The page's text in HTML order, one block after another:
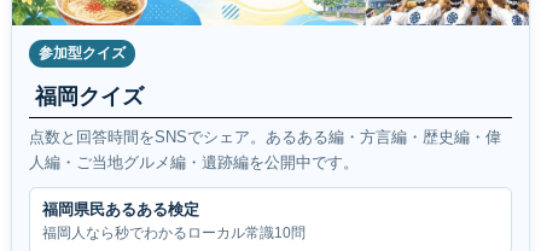
参加型クイズ
福岡クイズ
点数と回答時間をSNSでシェア。あるある編・方言編・歴史編・偉
人編・ご当地グルメ編・遺跡編を公開中です。
福岡県民あるある検定
福岡人なら秒でわかるローカル常識10問